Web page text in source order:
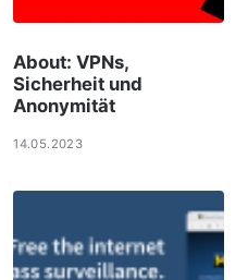
About: VPNs,
Sicherheit und
Anonymität
14.05.2023